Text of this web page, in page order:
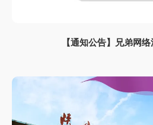
【通知公告】兄弟网